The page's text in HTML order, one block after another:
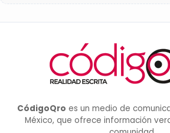
CódigoQro es un medio de
México, que ofrece información